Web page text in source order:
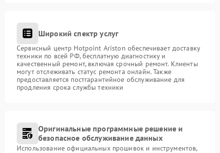
Широкий спектр услуг
Сервисный центр Hotpoint Ariston обеспечивает доставку
техники по всей РФ, бесплатную диагностику и
качественный ремонт, включая срочный ремонт. Клиенты
могут отслеживать статус ремонта онлайн. Также
предоставляется постгарантийное обслуживание для
продления срока службы техники
Оригинальные программные решение и
безопасное обслуживание данных
Использование официальных прошивок и инструментов,